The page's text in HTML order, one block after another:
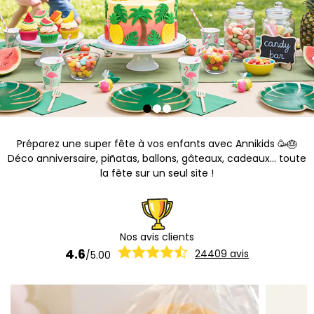
Préparez une super fête à vos enfants avec Annikids 🥳🎂
Déco anniversaire, piñatas, ballons, gâteaux, cadeaux... toute
la fête sur un seul site !
Nos avis clients
4.6/5.00 24409 avis